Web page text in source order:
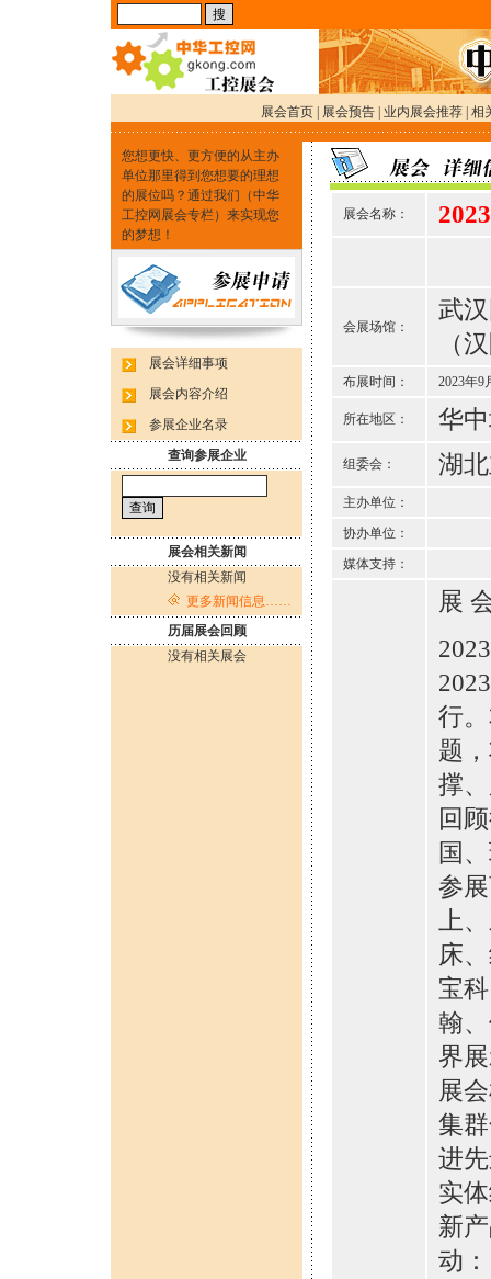
展会首页 展会预告 业内展会推荐 相
您想更快、更方便的从主办
单位那里得到您想要的理想
的展位吗？通过我们（中华
工控网展会专栏）来实现您
的梦想！
展会详细事项
展会内容介绍
参展企业名录
查询参展企业
展会相关新闻
没有相关新闻
更多新闻信息……
历届展会回顾
没有相关展会
展会名称：
会展场馆：
武
（
布展时间： 2023年9
所在地区： 华
组委会： 湖
主办单位：
协办单位：
媒体支持：
展
行
题
撑
回
国
参
上
床
宝
翰
界
展
集
进
实
新
动